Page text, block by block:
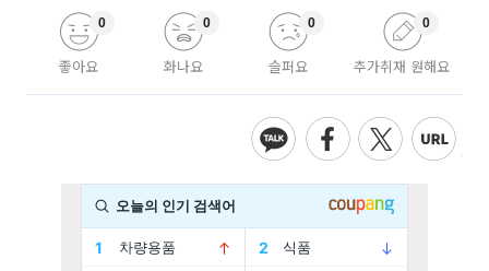
좋아요
0
화나요
0
슬퍼요
0
추가취재 원해요
0